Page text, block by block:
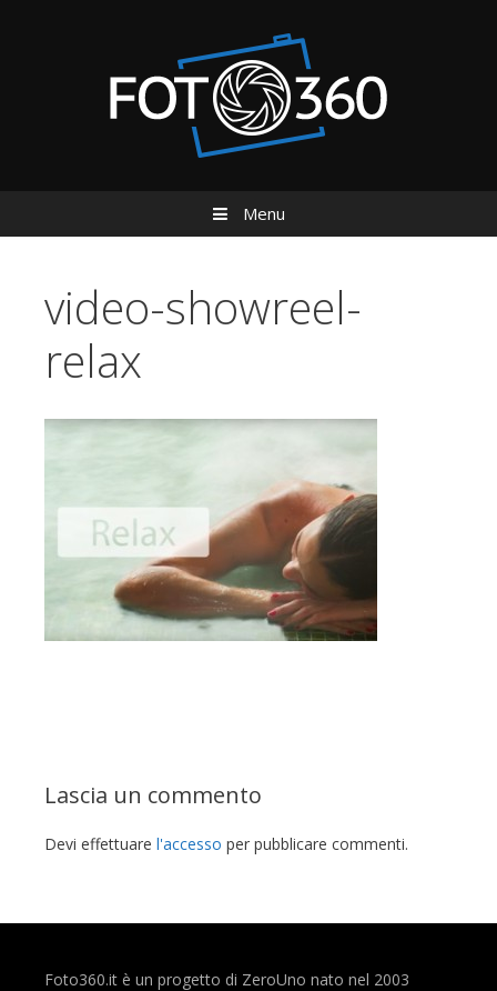
Menu
video-showreel-
relax
Lascia un commento
Devi effettuare l'accesso per pubblicare commenti.
Foto360.it è un progetto di ZeroUno nato nel 2003